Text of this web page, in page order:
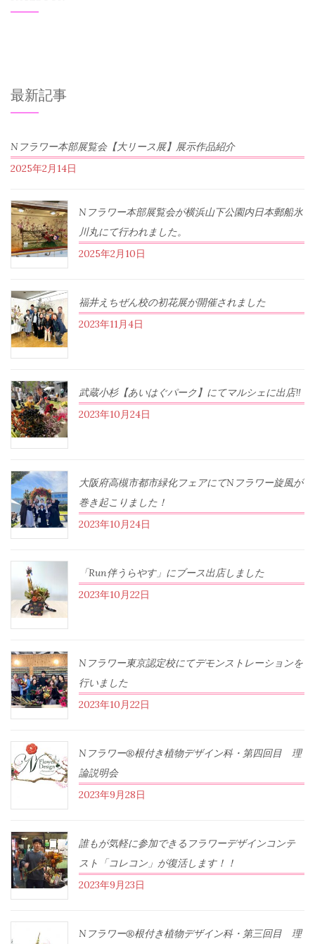
最新記事
Nフラワー本部展覧会【大リース展】展示作品紹介
2025年2月14日
Nフラワー本部展覧会が横浜山下公園内日本郵船氷
川丸にて行われました。
2025年2月10日
福井えちぜん校の初花展が開催されました
2023年11月4日
武蔵小杉【あいはぐパーク】にてマルシェに出店‼︎
2023年10月24日
大阪府高槻市都市緑化フェアにてNフラワー旋風が
巻き起こりました！
2023年10月24日
「Run伴うらやす」にブース出店しました
2023年10月22日
Nフラワー東京認定校にてデモンストレーションを
行いました
2023年10月22日
Nフラワー®根付き植物デザイン科・第四回目 理
論説明会
2023年9月28日
誰もが気軽に参加できるフラワーデザインコンテ
スト「コレコン」が復活します！！
2023年9月23日
Nフラワー®根付き植物デザイン科・第三回目 理